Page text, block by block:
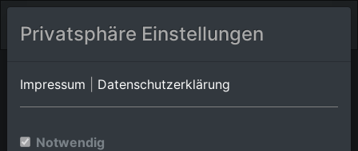
Orts-Album von Karlsruhe/Neureut
Württemberg,Deutschland
Im Shop bestellen
Privatsphäre Einstellungen
Impressum Datenschutzerklärung
Notwendig